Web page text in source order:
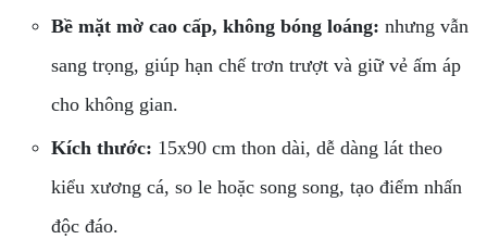
Bề mặt mờ cao cấp, không bóng loáng: nhưng vẫn
sang trọng, giúp hạn chế trơn trượt và giữ vẻ ấm áp
cho không gian.
Kích thước: 15x90 cm thon dài, dễ dàng lát theo
kiểu xương cá, so le hoặc song song, tạo điểm nhấn
độc đáo.